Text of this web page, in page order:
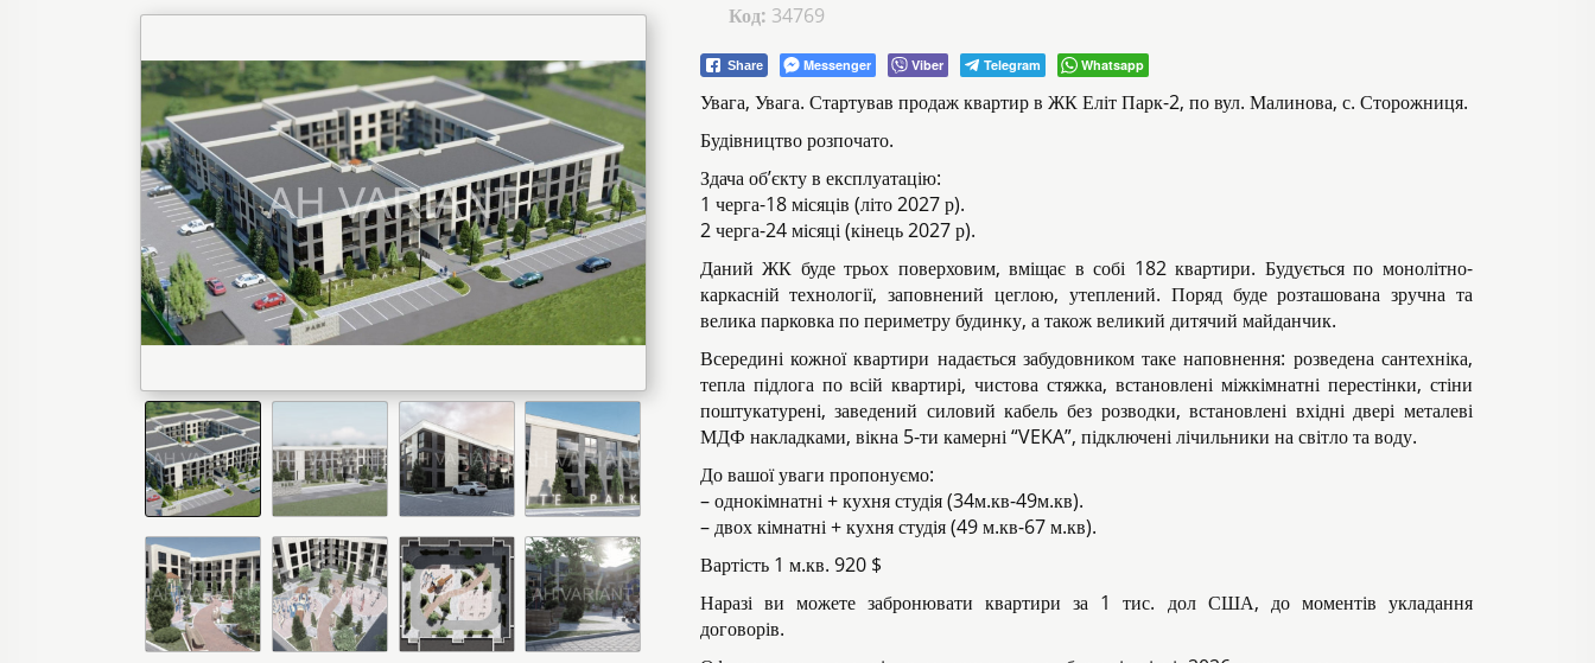
Код: 34769
Share Messenger Viber Telegram Whatsapp
Увага, Увага. Стартував продаж квартир в ЖК Еліт Парк-2, по вул. Малинова, с. Сторожниця.
Будівництво розпочато.
Здача об’єкту в експлуатацію:
1 черга-18 місяців (літо 2027 р).
2 черга-24 місяці (кінець 2027 р).
Даний ЖК буде трьох поверховим, вміщає в собі 182 квартири. Будується по монолітно-
каркасній технології, заповнений цеглою, утеплений. Поряд буде розташована зручна та
велика парковка по периметру будинку, а також великий дитячий майданчик.
Всередині кожної квартири надається забудовником таке наповнення: розведена сантехніка,
тепла підлога по всій квартирі, чистова стяжка, встановлені міжкімнатні перестінки, стіни
поштукатурені, заведений силовий кабель без розводки, встановлені вхідні двері металеві
МДФ накладками, вікна 5-ти камерні “VEKA”, підключені лічильники на світло та воду.
До вашої уваги пропонуємо:
– однокімнатні + кухня студія (34м.кв-49м.кв).
– двох кімнатні + кухня студія (49 м.кв-67 м.кв).
Вартість 1 м.кв. 920 $
Наразі ви можете забронювати квартири за 1 тис. дол США, до моментів укладання
договорів.